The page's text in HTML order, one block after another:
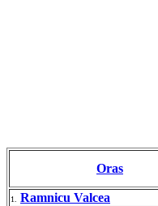
Oras
1. Ramnicu Valcea